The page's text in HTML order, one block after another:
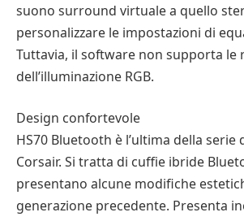
suono surround virtuale a quello
personalizzare le impostazioni di
Tuttavia, il software non supporta le
dell’illuminazione RGB.
Design confortevole
HS70 Bluetooth è l’ultima della serie
Corsair. Si tratta di cuffie ibride
presentano alcune modifiche
generazione precedente. Presenta